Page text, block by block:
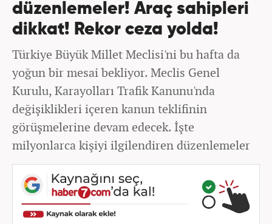
düzenlemeler! Araç sahipleri
dikkat! Rekor ceza yolda!
Türkiye Büyük Millet Meclisi'ni bu hafta da
yoğun bir mesai bekliyor. Meclis Genel
Kurulu, Karayolları Trafik Kanunu'nda
değişiklikleri içeren kanun teklifinin
görüşmelerine devam edecek. İşte
milyonlarca kişiyi ilgilendiren düzenlemeler